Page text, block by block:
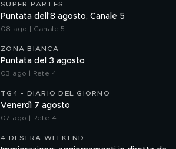
SUPER PARTES
Puntata dell'8 agosto, Canale 5
08 ago | Canale 5
ZONA BIANCA
Puntata del 3 agosto
03 ago | Rete 4
TG4 - DIARIO DEL GIORNO
Venerdì 7 agosto
07 ago | Rete 4
4 DI SERA WEEKEND